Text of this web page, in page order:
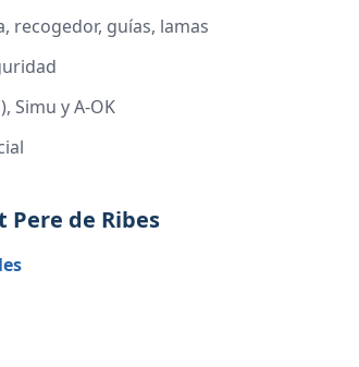
recogedor, guías, lamas
Simu y A-OK
Pere de Ribes